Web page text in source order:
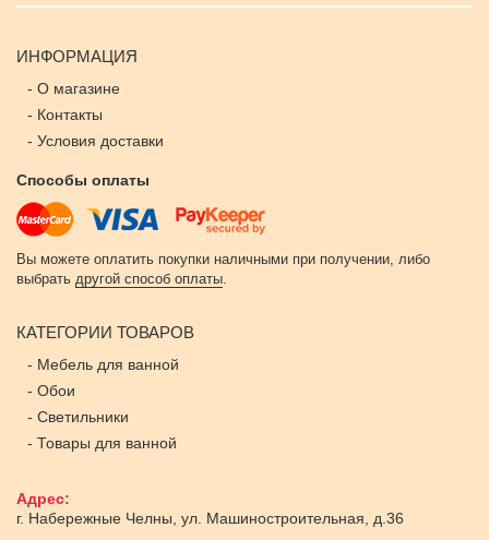
ИНФОРМАЦИЯ
- О магазине
- Контакты
- Условия доставки
Способы оплаты
Вы можете оплатить покупки наличными при получении, либо
выбрать другой способ оплаты.
КАТЕГОРИИ ТОВАРОВ
- Мебель для ванной
- Обои
- Светильники
- Товары для ванной
Адрес:
г. Набережные Челны ул. Машиностроительная, д.36